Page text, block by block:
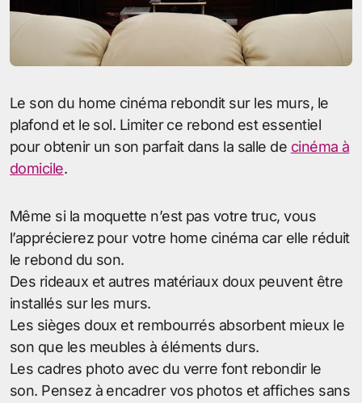
Le son du home cinéma rebondit sur les murs, le
plafond et le sol. Limiter ce rebond est essentiel
pour obtenir un son parfait dans la salle de cinéma à
domicile.
Même si la moquette n’est pas votre truc, vous
l’apprécierez pour votre home cinéma car elle réduit
le rebond du son.
Des rideaux et autres matériaux doux peuvent être
installés sur les murs.
Les sièges doux et rembourrés absorbent mieux le
son que les meubles à éléments durs.
Les cadres photo avec du verre font rebondir le
son. Pensez à encadrer vos photos et affiches sans